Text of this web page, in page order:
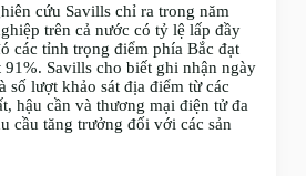
cứu Savills chỉ ra trong năm
trên cả nước có tỷ lệ lấp đầy
các tỉnh trọng điểm phía Bắc đạt
Savills cho biết ghi nhận ngày
số lượt khảo sát địa điểm từ các
hậu cần và thương mại điện tử đa
cầu tăng trưởng đối với các sản